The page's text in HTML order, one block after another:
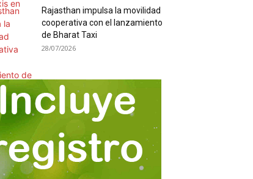
Rajasthan impulsa la movilidad
cooperativa con el lanzamiento
de Bharat Taxi
28/07/2026